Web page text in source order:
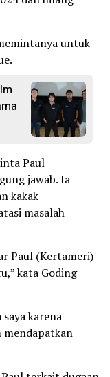
untuk
Paul
jawab. Ia
kakak
masalah
Paul (Kertameri)
kata Goding
karena
mendapatkan